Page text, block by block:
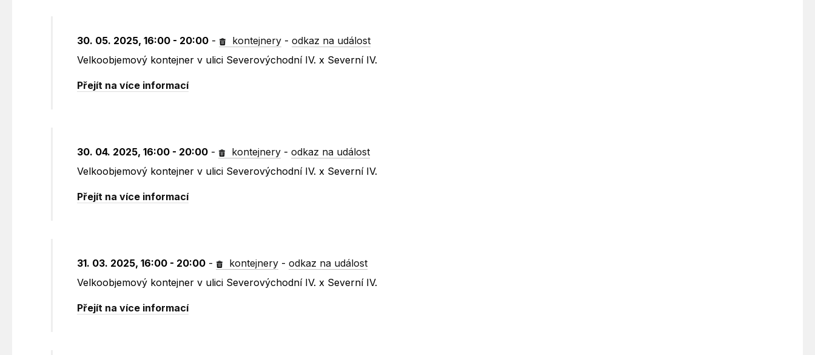
30. 05. 2025, 16:00 - 20:00 - kontejnery -odkaz na událost
Velkoobjemový kontejner v ulici Severovýchodní IV. x Severní IV.
Přejít na více informací
30. 04. 2025, 16:00 - 20:00 - kontejnery -odkaz na událost
Velkoobjemový kontejner v ulici Severovýchodní IV. x Severní IV.
Přejít na více informací
31. 03. 2025, 16:00 - 20:00 - kontejnery -odkaz na událost
Velkoobjemový kontejner v ulici Severovýchodní IV. x Severní IV.
Přejít na více informací